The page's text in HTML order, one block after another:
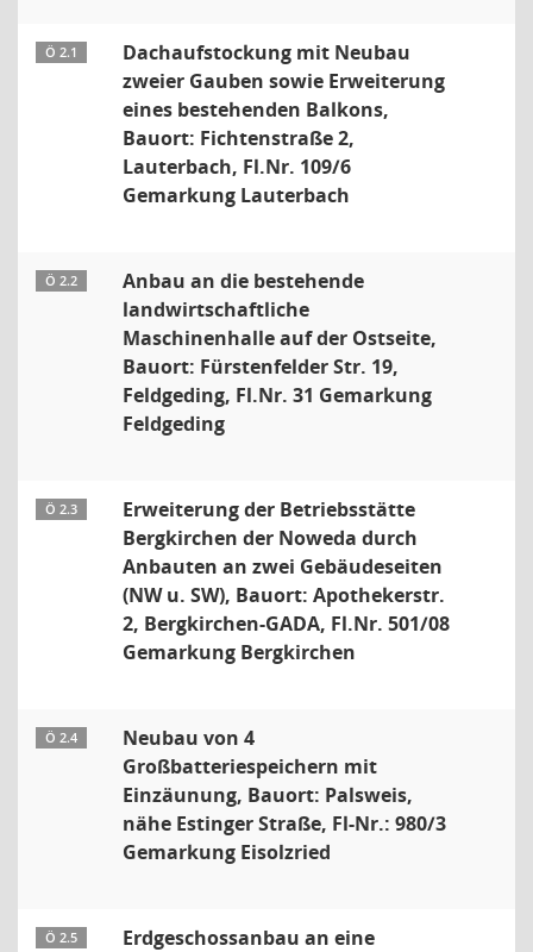
Ö 2.1
Dachaufstockung mit Neubau
zweier Gauben sowie Erweiterung
eines bestehenden Balkons,
Bauort: Fichtenstraße 2,
Lauterbach, Fl.Nr. 109/6
Gemarkung Lauterbach
Ö 2.2
Anbau an die bestehende
landwirtschaftliche
Maschinenhalle auf der Ostseite,
Bauort: Fürstenfelder Str. 19,
Feldgeding, Fl.Nr. 31 Gemarkung
Feldgeding
Ö 2.3
Erweiterung der Betriebsstätte
Bergkirchen der Noweda durch
Anbauten an zwei Gebäudeseiten
(NW u. SW), Bauort: Apothekerstr.
2, Bergkirchen-GADA, Fl.Nr. 501/08
Gemarkung Bergkirchen
Ö 2.4
Neubau von 4
Großbatteriespeichern mit
Einzäunung, Bauort: Palsweis,
nähe Estinger Straße, Fl-Nr.: 980/3
Gemarkung Eisolzried
Ö 2.5
Erdgeschossanbau an eine